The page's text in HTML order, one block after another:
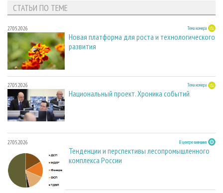
СТАТЬИ ПО ТЕМЕ
27.05.2026 Тема номера
Новая платформа для роста и технологического
развития
27.05.2026 Тема номера
Национальный проект. Хроника событий
27.05.2026 В центре внимания
Тенденции и перспективы лесопромышленного
комплекса России